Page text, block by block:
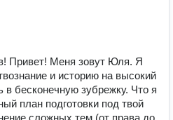
Привет! Меня зовут Юля. Я
и историю на высокий
бесконечную зубрежку. Что я
план подготовки под твой
сложных тем (от права до